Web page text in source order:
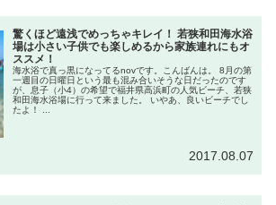
驚くほど遠浅でめっちゃキレイ！ 若狭和田海水浴
場は小さい子供でも楽しめるから家族連れにもオ
ススメ！
海水浴で真っ黒になってるnovです。こんばんは。 8月の第
一週目の日曜日という最も混み合いそうな日だったのです
が、息子（小4）の希望で福井県高浜町の人気ビーチ、若狭
和田海水浴場に行って来ました。 いやあ、良いビーチでし
たよ！ ...
2017.08.07